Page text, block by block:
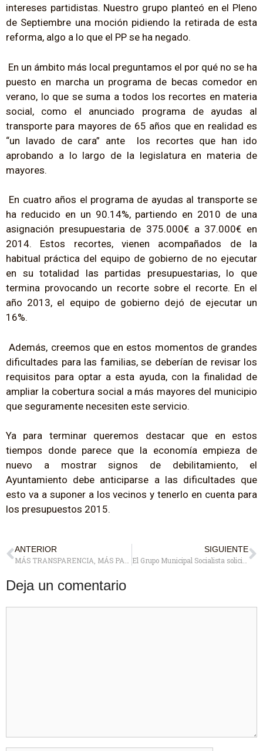
intereses partidistas. Nuestro grupo planteó en el Pleno
de Septiembre una moción pidiendo la retirada de esta
reforma, algo a lo que el PP se ha negado.
En un ámbito más local preguntamos el por qué no se ha
puesto en marcha un programa de becas comedor en
verano, lo que se suma a todos los recortes en materia
social, como el anunciado programa de ayudas al
transporte para mayores de 65 años que en realidad es
“un lavado de cara” ante los recortes que han ido
aprobando a lo largo de la legislatura en materia de
mayores.
En cuatro años el programa de ayudas al transporte se
ha reducido en un 90.14%, partiendo en 2010 de una
asignación presupuestaria de 375.000€ a 37.000€ en
2014. Estos recortes, vienen acompañados de la
habitual práctica del equipo de gobierno de no ejecutar
en su totalidad las partidas presupuestarias, lo que
termina provocando un recorte sobre el recorte. En el
año 2013, el equipo de gobierno dejó de ejecutar un
16%.
Además, creemos que en estos momentos de grandes
dificultades para las familias, se deberían de revisar los
requisitos para optar a esta ayuda, con la finalidad de
ampliar la cobertura social a más mayores del municipio
que seguramente necesiten este servicio.
Ya para terminar queremos destacar que en estos
tiempos donde parece que la economía empieza de
nuevo a mostrar signos de debilitamiento, el
Ayuntamiento debe anticiparse a las dificultades que
esto va a suponer a los vecinos y tenerlo en cuenta para
los presupuestos 2015.
ANTERIOR
SIGUIENTE
Deja un comentario